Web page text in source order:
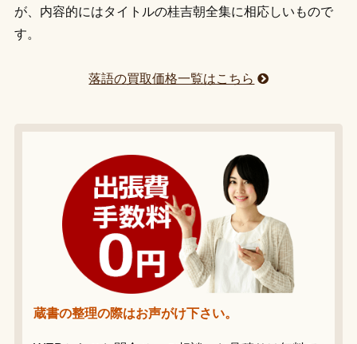
が、内容的にはタイトルの桂吉朝全集に相応しいもので
す。
落語の買取価格一覧はこちら
蔵書の整理の際はお声がけ下さい。